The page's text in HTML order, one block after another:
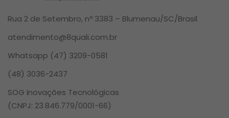
Rua 2 de Setembro, nº 3383 – Blumenau/SC/Brasil
atendimento@8quali.com.br
Whatsapp (47) 3209-0581
(48) 3036-2437
SOG Inovações Tecnológicas
(CNPJ: 23.846.779/0001-66)